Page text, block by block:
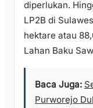
diperlukan.
LP2B di
hektare atau
Lahan Baku
Baca Juga:
Purworejo